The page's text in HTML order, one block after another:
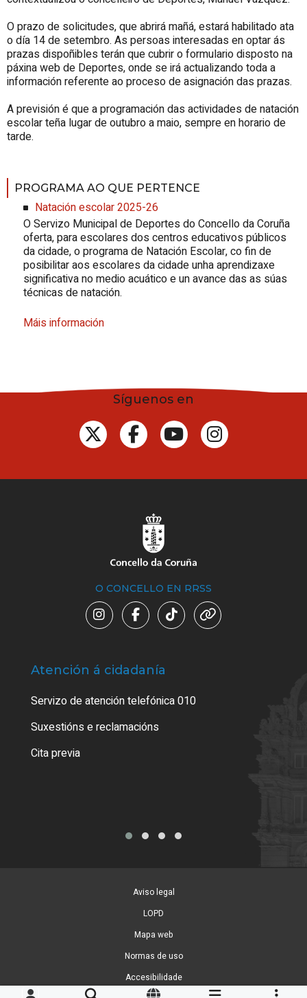
O prazo de solicitudes, que abrirá mañá, estará habilitado ata
o día 14 de setembro. As persoas interesadas en optar ás
prazas dispoñibles terán que cubrir o formulario disposto na
páxina web de Deportes, onde se irá actualizando toda a
información referente ao proceso de asignación das prazas.
A previsión é que a programación das actividades de natación
escolar teña lugar de outubro a maio, sempre en horario de
tarde.
PROGRAMA AO QUE PERTENCE
Natación escolar 2025-26
O Servizo Municipal de Deportes do Concello da Coruña
oferta, para escolares dos centros educativos públicos
da cidade, o programa de Natación Escolar, co fin de
posibilitar aos escolares da cidade unha aprendizaxe
significativa no medio acuático e un avance das as súas
técnicas de natación.
Máis información
Síguenos en
O CONCELLO EN RRSS
Atención á cidadanía
Servizo de atención telefónica 010
Suxestións e reclamacións
Cita previa
Aviso legal
LOPD
Mapa web
Normas de uso
Accesibilidade